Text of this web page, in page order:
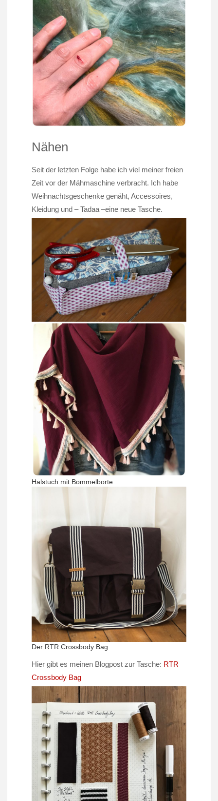
Nähen
Seit der letzten Folge habe ich viel meiner freien
Zeit vor der Mähmaschine verbracht. Ich habe
Weihnachtsgeschenke genäht, Accessoires,
Kleidung und – Tadaa –eine neue Tasche.
Halstuch mit Bommelborte
Der RTR Crossbody Bag
Hier gibt es meinen Blogpost zur Tasche: RTR
Crossbody Bag